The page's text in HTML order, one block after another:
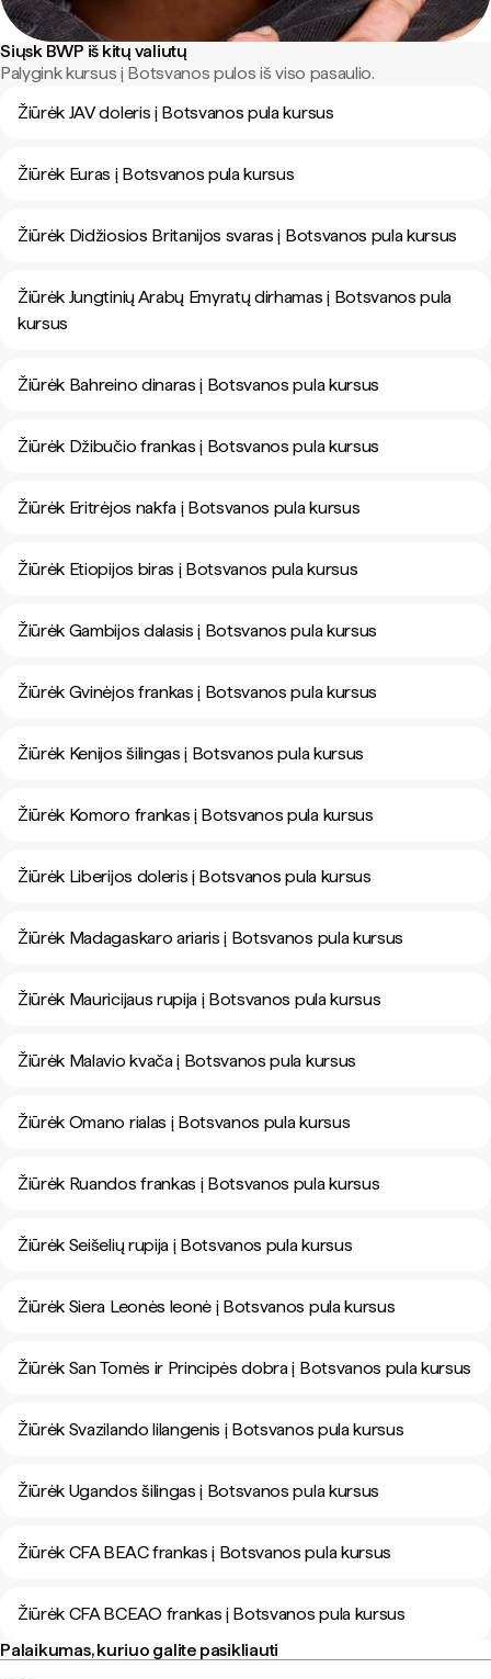
Siųsk BWP iš kitų valiutų
Palygink kursus į Botsvanos pulos iš viso pasaulio.
Žiūrėk JAV doleris į Botsvanos pula kursus
Žiūrėk Euras į Botsvanos pula kursus
Žiūrėk Didžiosios Britanijos svaras į Botsvanos pula kursus
Žiūrėk Jungtinių Arabų Emyratų dirhamas į Botsvanos pula
kursus
Žiūrėk Bahreino dinaras į Botsvanos pula kursus
Žiūrėk Džibučio frankas į Botsvanos pula kursus
Žiūrėk Eritrėjos nakfa į Botsvanos pula kursus
Žiūrėk Etiopijos biras į Botsvanos pula kursus
Žiūrėk Gambijos dalasis į Botsvanos pula kursus
Žiūrėk Gvinėjos frankas į Botsvanos pula kursus
Žiūrėk Kenijos šilingas į Botsvanos pula kursus
Žiūrėk Komoro frankas į Botsvanos pula kursus
Žiūrėk Liberijos doleris į Botsvanos pula kursus
Žiūrėk Madagaskaro ariaris į Botsvanos pula kursus
Žiūrėk Mauricijaus rupija į Botsvanos pula kursus
Žiūrėk Malavio kvača į Botsvanos pula kursus
Žiūrėk Omano rialas į Botsvanos pula kursus
Žiūrėk Ruandos frankas į Botsvanos pula kursus
Žiūrėk Seišelių rupija į Botsvanos pula kursus
Žiūrėk Siera Leonės leonė į Botsvanos pula kursus
Žiūrėk San Tomės ir Principės dobra į Botsvanos pula kursus
Žiūrėk Svazilando lilangenis į Botsvanos pula kursus
Žiūrėk Ugandos šilingas į Botsvanos pula kursus
Žiūrėk CFA BEAC frankas į Botsvanos pula kursus
Žiūrėk CFA BCEAO frankas į Botsvanos pula kursus
Palaikumas, kuriuo galite pasikliauti